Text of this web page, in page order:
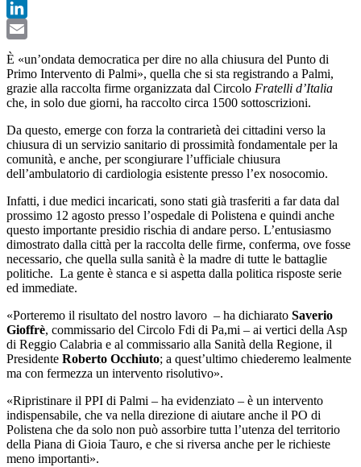
WhatsApp
LinkedIn
Email
È «un’ondata democratica per dire no alla chiusura del Punto di
Primo Intervento di Palmi», quella che si sta registrando a Palmi,
grazie alla raccolta firme organizzata dal Circolo Fratelli d’Italia
che, in solo due giorni, ha raccolto circa 1500 sottoscrizioni.
Da questo, emerge con forza la contrarietà dei cittadini verso la
chiusura di un servizio sanitario di prossimità fondamentale per la
comunità, e anche, per scongiurare l’ufficiale chiusura
dell’ambulatorio di cardiologia esistente presso l’ex nosocomio.
Infatti, i due medici incaricati, sono stati già trasferiti a far data dal
prossimo 12 agosto presso l’ospedale di Polistena e quindi anche
questo importante presidio rischia di andare perso. L’entusiasmo
dimostrato dalla città per la raccolta delle firme, conferma, ove fosse
necessario, che quella sulla sanità è la madre di tutte le battaglie
politiche. La gente è stanca e si aspetta dalla politica risposte serie
ed immediate.
«Porteremo il risultato del nostro lavoro – ha dichiarato Saverio
Gioffrè, commissario del Circolo Fdi di Pa,mi – ai vertici della Asp
di Reggio Calabria e al commissario alla Sanità della Regione, il
Presidente Roberto Occhiuto; a quest’ultimo chiederemo lealmente
ma con fermezza un intervento risolutivo».
«Ripristinare il PPI di Palmi – ha evidenziato – è un intervento
indispensabile, che va nella direzione di aiutare anche il PO di
Polistena che da solo non può assorbire tutta l’utenza del territorio
della Piana di Gioia Tauro, e che si riversa anche per le richieste
meno importanti».